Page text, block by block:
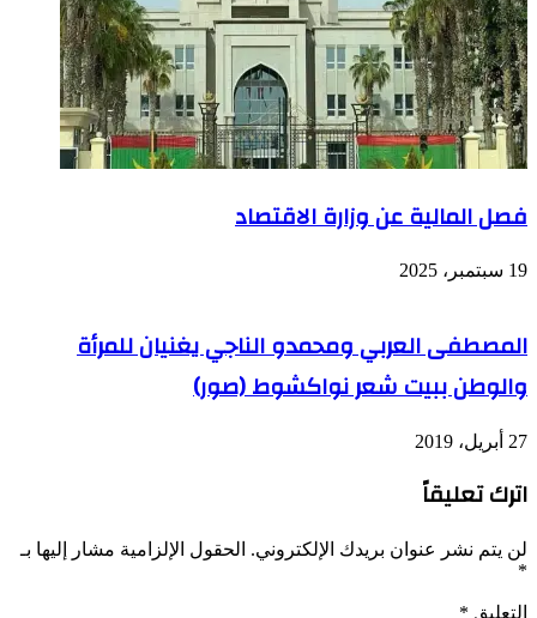
فصل المالية عن وزارة الاقتصاد
19 سبتمبر، 2025
المصطفى العربي ومحمدو الناجي يغنيان للمرأة
والوطن ببيت شعر نواكشوط (صور)
27 أبريل، 2019
اترك تعليقاً
لن يتم نشر عنوان بريدك الإلكتروني. الحقول الإلزامية مشار إليها بـ
*
التعليق *